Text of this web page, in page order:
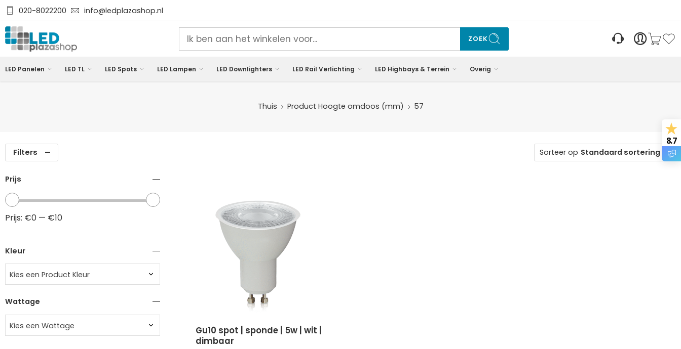
020-8022200 info@ledplazashop.nl
ZOEK
LED Panelen LED TL LED Spots LED Lampen LED Downlighters LED Rail Verlichting LED Highbays & Terrein Overig
Thuis Product Hoogte omdoos (mm) 57
Filters Sorteer op Standaard sortering
gu10 spot | sponde | 5w | wit |
dimbaar
Prijs
Prijs: €0 — €10
Kleur
Kies een Product Kleur
Wattage
Kies een Wattage
8.7